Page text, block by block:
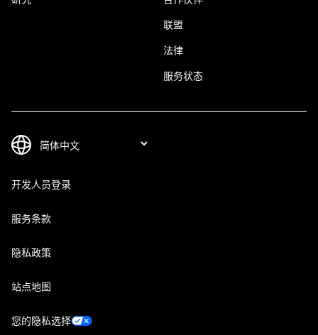
联盟
法律
服务状态
开发人员登录
服务条款
隐私政策
站点地图
您的隐私选择